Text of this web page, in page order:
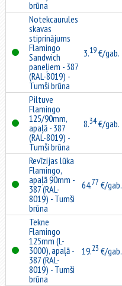
brūna
Notekcaurules
skavas
stiprinājums
Flamingo
Sandwich
paneļiem - 387
(RAL-8019) -
Tumši brūna
3.19€/gab.
Piltuve
Flamingo
125/90mm,
apaļā - 387
(RAL-8019) -
Tumši brūna
8.34€/gab.
Revīzijas lūka
Flamingo,
apaļā 90mm -
387 (RAL-
8019) - Tumši
brūna
64.77 €/gab.
Tekne
Flamingo
125mm (L-
3000), apaļā -
387 (RAL-
8019) - Tumši
brūna
19.23 €/gab.